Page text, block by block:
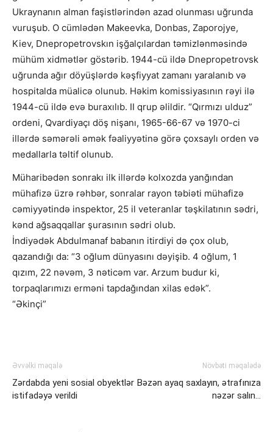
Ukraynanın alman faşistlərindən azad olunması uğrunda
vuruşub. O cümlədən Makeevka, Donbas, Zaporojye,
Kiev, Dnepropetrovskın işğalçılardan təmizlənməsində
mühüm xidmətlər göstərib. 1944-cü ildə Dnepropetrovsk
uğrunda ağır döyüşlərdə kəşfiyyat zamanı yaralanıb və
hospitalda müalicə olunub. Həkim komissiyasının rəyi ilə
1944-cü ildə evə buraxılıb. II qrup əlildir. “Qırmızı ulduz”
ordeni, Qvardiyaçı döş nişanı, 1965-66-67 və 1970-ci
illərdə səmərəli əmək fəaliyyətinə görə çoxsaylı orden və
medallarla təltif olunub.
Müharibədən sonrakı ilk illərdə kolxozda yanğından
mühafizə üzrə rəhbər, sonralar rayon təbiəti mühafizə
cəmiyyətində inspektor, 25 il veteranlar təşkilatının sədri,
kənd ağsaqqallar şurasının sədri olub.
İndiyədək Abdulmanaf babanın itirdiyi də çox olub,
qazandığı da: “3 oğlum dünyasını dəyişib. 4 oğlum, 1
qızım, 22 nəvəm, 3 nəticəm var. Arzum budur ki,
torpaqlarımızı erməni tapdağından xilas edək”.
“Əkinçi”
Əvvəlki məqalə
Zərdabda yeni sosial obyektlər
istifadəyə verildi
Növbəti məqalədə
Bəzən ayaq saxlayın, ətrafınıza
nəzər salın…